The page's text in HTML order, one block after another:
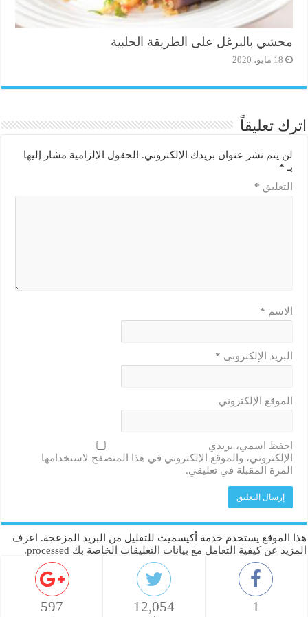
محشي بالبرغل على الطريقة الحلبية
18 مايو، 2020
اترك تعليقاً
لن يتم نشر عنوان بريدك الإلكتروني.
الحقول الإلزامية مشار إليها
بـ *
التعليق *
الاسم *
البريد الإلكتروني *
الموقع الإلكتروني
احفظ اسمي، بريدي
الإلكتروني، والموقع الإلكتروني في هذا المتصفح لاستخدامها
المرة المقبلة في تعليقي.
هذا الموقع يستخدم خدمة أكيسميت للتقليل من البريد المزعجة.
اعرف
المزيد عن كيفية التعامل مع بيانات التعليقات الخاصة بك processed
.
1
12,054
597